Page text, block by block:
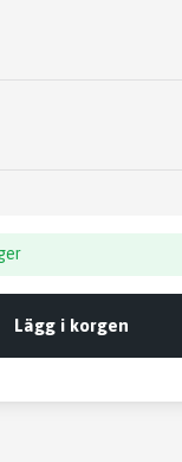
Lägg i korgen